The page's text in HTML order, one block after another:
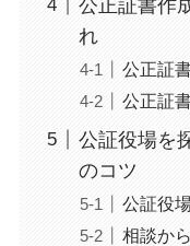
公正証書作
れ
公正証
公正証
公証役場を
のコツ
公証役
相談か